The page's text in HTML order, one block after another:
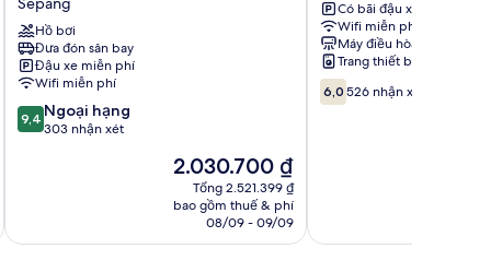
Airport
by
IHG
Sepang
Hồ bơi
Đưa đón sân bay
Đậu xe miễn phí
Wifi miễn phí
9.4
trên
xét
9,4 Ngoại hạng
303 nhận xét
Giá
hiện
tại
2.030.700 ₫
2.030.700 ₫
Tổng 2.521.399 ₫
bao gồm thuế & phí
08/09 - 09/09
Aeropolis
Sepang
Có bãi đậu xe
Wifi miễn phí
Máy điều hòa
Trang thiết bị giặt ủi
6.0
trên
6,0 526 nhận xét